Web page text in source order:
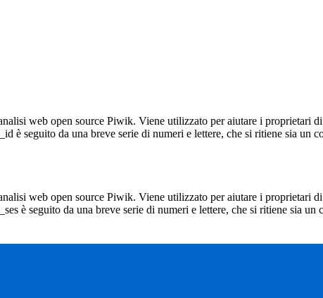
web open source Piwik. Viene utilizzato per aiutare i proprietari
è seguito da una breve serie di numeri e lettere, che si ritiene sia un
web open source Piwik. Viene utilizzato per aiutare i proprietari
è seguito da una breve serie di numeri e lettere, che si ritiene sia